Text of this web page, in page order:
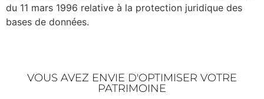
du 11 mars 1996 relative à la protection juridique des
bases de données.
VOUS AVEZ ENVIE D'OPTIMISER VOTRE
PATRIMOINE